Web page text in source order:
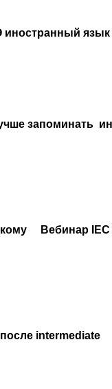
иностранный язык
запоминать
Вебинар IEC
intermediate